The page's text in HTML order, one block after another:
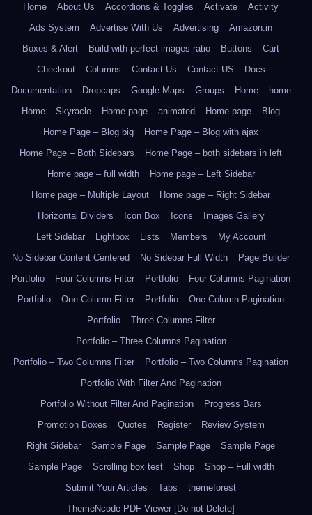
Home
About Us Accordions & Toggles Activate
Activity
Ads System
Advertise With Us Advertising
Amazon.in
Boxes & Alert
Build with perfect images ratio Buttons
Cart
Checkout
Columns Contact Us Contact US
Docs
Documentation
Dropcaps Google Maps Groups Home
home
Home – Skyracle
Home page – animated
Home page – Blog
Home Page – Blog big
Home Page – Blog with ajax
Home Page – Both Sidebars
Home Page – both sidebars in left
Home page – full width
Home page – Left Sidebar
Home page – Multiple Layout
Home page – Right Sidebar
Horizontal Dividers
Icon Box Icons
Images Gallery
Left Sidebar
Lightbox Lists Members
My Account
No Sidebar Content Centered
No Sidebar Full Width
Page Builder
Portfolio – Four Columns Filter
Portfolio – Four Columns Pagination
Portfolio – One Column Filter
Portfolio – One Column Pagination
Portfolio – Three Columns Filter
Portfolio – Three Columns Pagination
Portfolio – Two Columns Filter
Portfolio – Two Columns Pagination
Portfolio With Filter And Pagination
Portfolio Without Filter And Pagination
Progress Bars
Promotion Boxes
Quotes Register
Review System
Right Sidebar
Sample Page Sample Page
Sample Page
Sample Page
Scrolling box test Shop
Shop – Full width
Submit Your Articles
Tabs
themeforest
ThemeNcode PDF Viewer [Do not Delete]